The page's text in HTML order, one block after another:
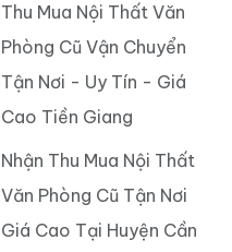
Thu Mua Nội Thất Văn
Phòng Cũ Vận Chuyển
Tận Nơi - Uy Tín - Giá
Cao Tiền Giang
Nhận Thu Mua Nội Thất
Văn Phòng Cũ Tận Nơi
Giá Cao Tại Huyện Cần